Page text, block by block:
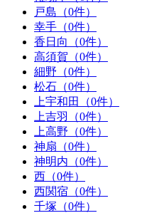
戸島（0件）
幸手（0件）
香日向（0件）
高須賀（0件）
細野（0件）
松石（0件）
上宇和田（0件）
上吉羽（0件）
上高野（0件）
神扇（0件）
神明内（0件）
西（0件）
西関宿（0件）
千塚（0件）